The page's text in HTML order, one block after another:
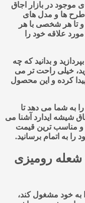
موجود در بازار اجاق
ها و مدل های
و تا هر شخصی با هر
علاقه خود را
و بدانید که چه
خیلی راحت تر می
کرده و این محصول
به شما می دهد تا
شیشه ایدارد آشنا می
و مناسب ترین قیمت
به اتمام برسانید.
شعله رومیزی
خود مشغول کند،